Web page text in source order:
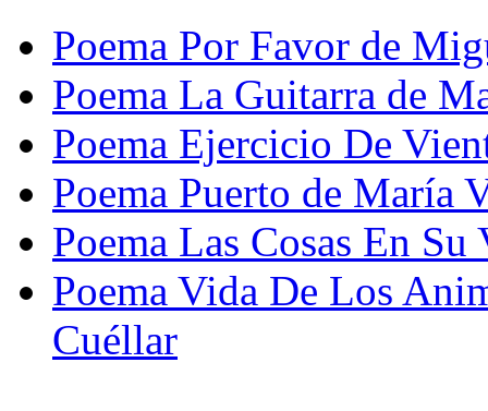
Poema Por Favor de
Poema La Guitarra de
Poema Ejercicio De
Poema Puerto de María
Poema Las Cosas En
Poema Vida De Los
Cuéllar